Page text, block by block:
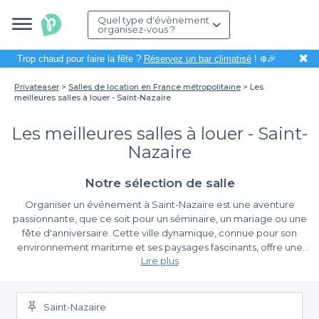
Quel type d'évènement
organisez-vous ?
Trop chaud pour faire la fête ? Réservez un bar climatisé! ❄️🎉 ✖
Privateaser Salles de location en France métropolitaine
Les
meilleures salles à louer - Saint-Nazaire
Les meilleures salles à louer - Saint-
Nazaire
Notre sélection de salle
Organiser un événement à Saint-Nazaire est une aventure
passionnante, que ce soit pour un séminaire, un mariage ou une
fête d'anniversaire. Cette ville dynamique, connue pour son
environnement maritime et ses paysages fascinants, offre une
variété d'options pour tous types d’événements. Cependant, la
où Privateaser entre en jeu pour vous faciliter la tâche.
Pourquoi choisir Privateaser pour louer une salle ?
Avec Privateaser, la réservation d'une salle à Saint-Nazaire
Lire plus
Saint-Nazaire